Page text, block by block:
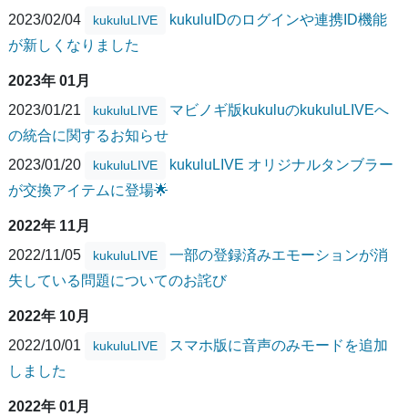
2023/02/04
kukuluLIVE
kukuluIDのログインや連携ID機能
が新しくなりました
2023年 01月
2023/01/21
kukuluLIVE
マビノギ版kukuluのkukuluLIVEへ
の統合に関するお知らせ
2023/01/20
kukuluLIVE
kukuluLIVE オリジナルタンブラー
が交換アイテムに登場🌟
2022年 11月
2022/11/05
kukuluLIVE
一部の登録済みエモーションが消
失している問題についてのお詫び
2022年 10月
2022/10/01
kukuluLIVE
スマホ版に音声のみモードを追加
しました
2022年 01月